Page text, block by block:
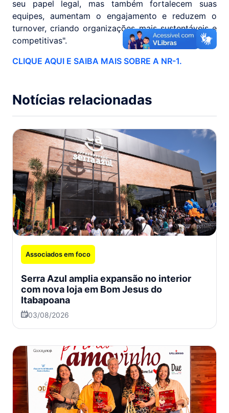
seu papel legal, mas também fortalecem suas
equipes, aumentam o engajamento e reduzem o
turnover, criando organizações mais sustentáveis e
competitivas".
CLIQUE AQUI E SAIBA MAIS SOBRE A NR-1.
Notícias relacionadas
Associados em foco
Serra Azul amplia expansão no interior
com nova loja em Bom Jesus do
Itabapoana
03/08/2026